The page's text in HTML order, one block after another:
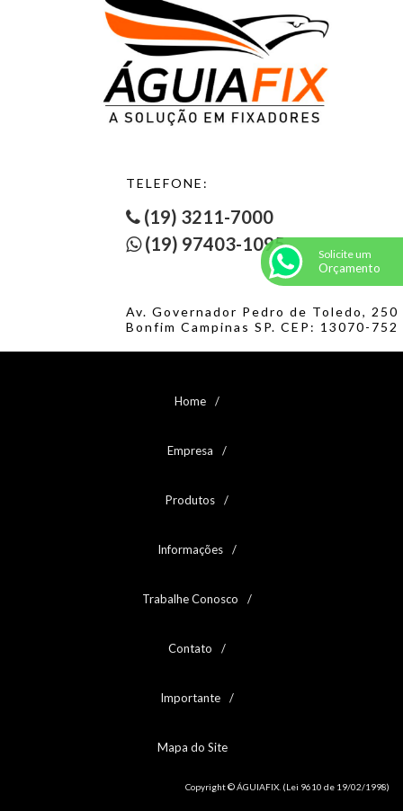
TELEFONE:
(19) 3211-7000
(19) 97403-1095
Av. Governador Pedro de Toledo, 250
Bonfim Campinas SP. CEP: 13070-752
Home
Empresa
Produtos
Informações
Trabalhe Conosco
Contato
Importante
Mapa do Site
Copyright © ÁGUIAFIX. (Lei 9610 de 19/02/1998)
Solicite um
Orçamento